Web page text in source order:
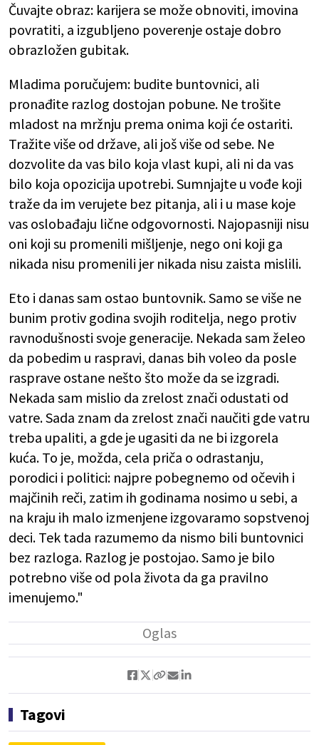
Čuvajte obraz: karijera se može obnoviti, imovina
povratiti, a izgubljeno poverenje ostaje dobro
obrazložen gubitak.
Mladima poručujem: budite buntovnici, ali
pronađite razlog dostojan pobune. Ne trošite
mladost na mržnju prema onima koji će ostariti.
Tražite više od države, ali još više od sebe. Ne
dozvolite da vas bilo koja vlast kupi, ali ni da vas
bilo koja opozicija upotrebi. Sumnjajte u vođe koji
traže da im verujete bez pitanja, ali i u mase koje
vas oslobađaju lične odgovornosti. Najopasniji nisu
oni koji su promenili mišljenje, nego oni koji ga
nikada nisu promenili jer nikada nisu zaista mislili.
Eto i danas sam ostao buntovnik. Samo se više ne
bunim protiv godina svojih roditelja, nego protiv
ravnodušnosti svoje generacije. Nekada sam želeo
da pobedim u raspravi, danas bih voleo da posle
rasprave ostane nešto što može da se izgradi.
Nekada sam mislio da zrelost znači odustati od
vatre. Sada znam da zrelost znači naučiti gde vatru
treba upaliti, a gde je ugasiti da ne bi izgorela
kuća. To je, možda, cela priča o odrastanju,
porodici i politici: najpre pobegnemo od očevih i
majčinih reči, zatim ih godinama nosimo u sebi, a
na kraju ih malo izmenjene izgovaramo sopstvenoj
deci. Tek tada razumemo da nismo bili buntovnici
bez razloga. Razlog je postojao. Samo je bilo
potrebno više od pola života da ga pravilno
imenujemo."
Tagovi